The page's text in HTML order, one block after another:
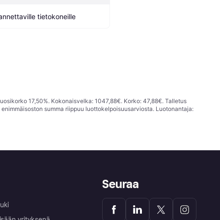
tietokoneille
17,50%. Kokonaisvelka: 1047,88€. Korko: 47,88€. Talletus
summa riippuu luottokelpoisuusarviosta. Luotonantaja:
Seuraa